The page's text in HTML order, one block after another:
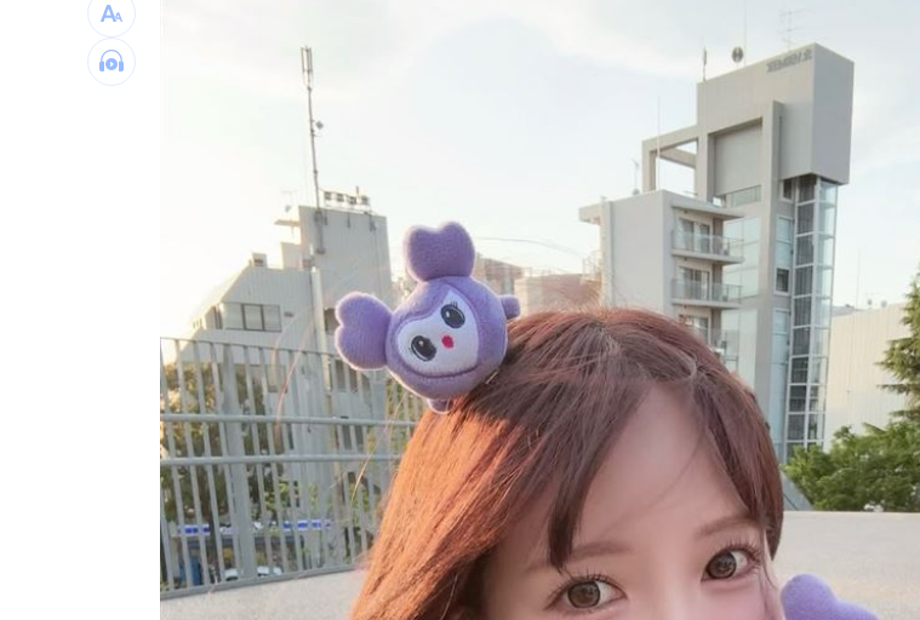
伊朗警告波灣國家 美動武恐危及能源設施
福原愛爆中國錄影內幕 小粉紅：忘恩負義
白海豚颱風「明恐發海警」 全台炸雨3天 06:48
CSP資本支出超8800億鎂 ASIC補台廠18強 06:45
台灣彩券開獎直播中 20:31
LIVE三立+24小時直播 15:27
三立iNEWS新聞台線上直播 18:00
市場到酒場料理！可果美蕃茄醬創無限可能 12:00
父親節送會拉筋的按摩椅 爸爸「筋歡喜」 18:00
油品食安事件引關注 挑選保健食品要注意 13:00